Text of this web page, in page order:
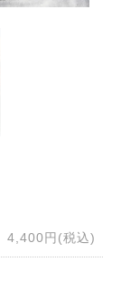
4,400円(税込)